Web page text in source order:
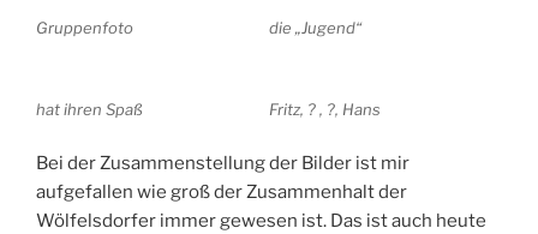
Gruppenfoto die „Jugend“
hat ihren Spaß Fritz, ? , ?, Hans
Bei der Zusammenstellung der Bilder ist mir
aufgefallen wie groß der Zusammenhalt der
Wölfelsdorfer immer gewesen ist. Das ist auch heute